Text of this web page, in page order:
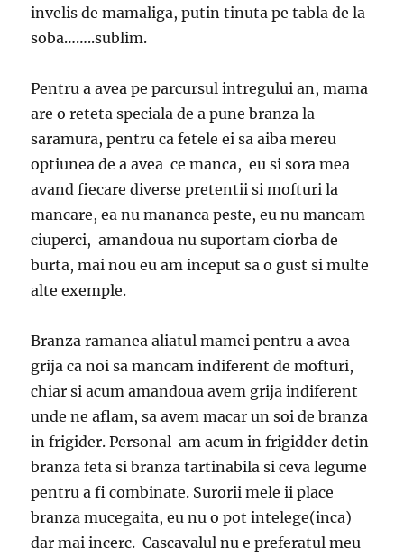
invelis de mamaliga, putin tinuta pe tabla de la
soba……..sublim.
Pentru a avea pe parcursul intregului an, mama
are o reteta speciala de a pune branza la
saramura, pentru ca fetele ei sa aiba mereu
optiunea de a avea ce manca, eu si sora mea
avand fiecare diverse pretentii si mofturi la
mancare, ea nu mananca peste, eu nu mancam
ciuperci, amandoua nu suportam ciorba de
burta, mai nou eu am inceput sa o gust si multe
alte exemple.
Branza ramanea aliatul mamei pentru a avea
grija ca noi sa mancam indiferent de mofturi,
chiar si acum amandoua avem grija indiferent
unde ne aflam, sa avem macar un soi de branza
in frigider. Personal am acum in frigidder detin
branza feta si branza tartinabila si ceva legume
pentru a fi combinate. Surorii mele ii place
branza mucegaita, eu nu o pot intelege(inca)
dar mai incerc. Cascavalul nu e preferatul meu